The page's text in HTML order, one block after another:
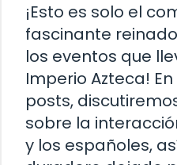
¡Esto es solo el
fascinante
los eventos que
Imperio Azteca!
posts,
sobre la
y los españoles,